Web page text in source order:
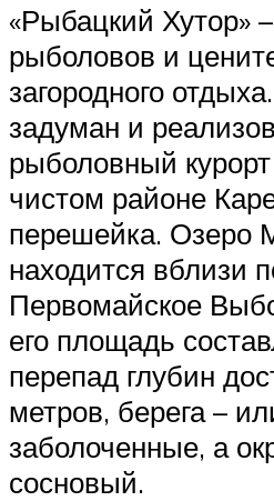
«Рыбацкий Хутор»
рыболовов и
загородного
задуман и
рыболовный курорт
чистом районе
перешейка. Озеро
находится вблизи
Первомайское
его площадь
перепад глубин
метров, берега –
заболоченные, а
сосновый.